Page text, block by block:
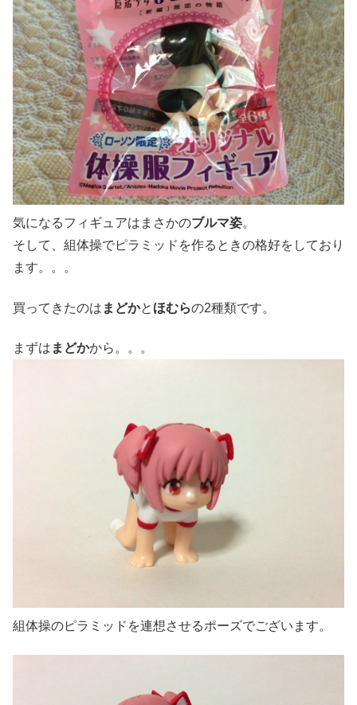
気になるフィギュアはまさかのブルマ姿。
そして、組体操でピラミッドを作るときの格好をしており
ます。。。
買ってきたのは まどかと ほむらの2種類です。
まずは まどかから。。。
組体操のピラミッドを連想させるポーズでございます。